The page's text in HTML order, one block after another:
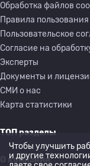
Обработка файлов
Правила
Пользовательское
Согласие на
Эксперты
Документы и
СМИ о нас
Карта статистики
ТОП разделы
О компании
Чтобы улучшить
и другие